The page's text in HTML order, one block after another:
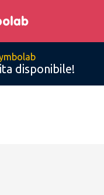
disponibile!